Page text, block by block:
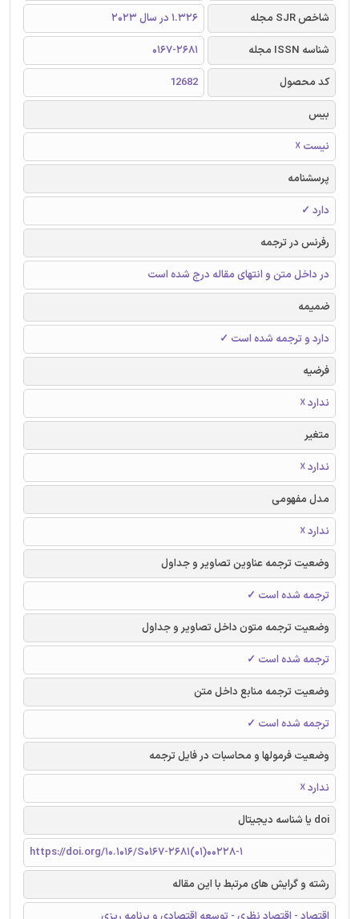
شاخص SJR مجله
1.326 در سال 2023
شناسه ISSN مجله
0167-2681
کد محصول
12682
بیس
نیست ☓
پرسشنامه
دارد ✓
رفرنس در ترجمه
در داخل متن و انتهای مقاله درج شده است
ضمیمه
دارد و ترجمه شده است ✓
فرضیه
ندارد ☓
متغیر
ندارد ☓
مدل مفهومی
ندارد ☓
وضعیت ترجمه عناوین تصاویر و جداول
ترجمه شده است ✓
وضعیت ترجمه متون داخل تصاویر و جداول
ترجمه شده است ✓
وضعیت ترجمه منابع داخل متن
ترجمه شده است ✓
وضعیت فرمولها و محاسبات در فایل ترجمه
ندارد ☓
doi یا شناسه دیجیتال
https://doi.org/10.1016/S0167-2681(01)00228-1
رشته و گرایش های مرتبط با این مقاله